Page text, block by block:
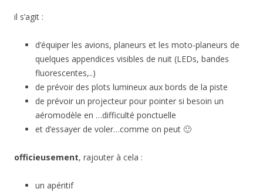
il s’agit :
d’équiper les avions, planeurs et les moto-planeurs de
quelques appendices visibles de nuit (LEDs, bandes
fluorescentes,..)
de prévoir des plots lumineux aux bords de la piste
de prévoir un projecteur pour pointer si besoin un
aéromodèle en …difficulté ponctuelle
et d’essayer de voler…comme on peut 🙂
officieusement, rajouter à cela :
un apéritif